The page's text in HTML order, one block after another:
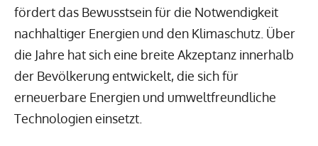
fördert das Bewusstsein für die Notwendigkeit
nachhaltiger Energien und den Klimaschutz. Über
die Jahre hat sich eine breite Akzeptanz innerhalb
der Bevölkerung entwickelt, die sich für
erneuerbare Energien und umweltfreundliche
Technologien einsetzt.